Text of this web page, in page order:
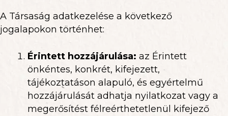
A Társaság adatkezelése a következő
jogalapokon történhet:
Érintett hozzájárulása: az Érintett
önkéntes, konkrét, kifejezett,
tájékoztatáson alapuló, és egyértelmű
hozzájárulását adhatja nyilatkozat vagy a
megerősítést félreérthetetlenül kifejező